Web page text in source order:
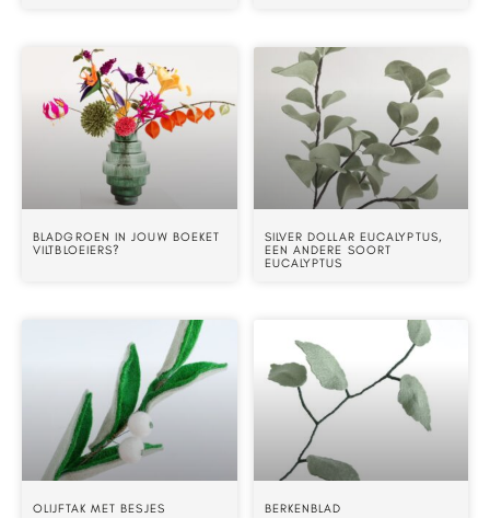
BLADGROEN IN JOUW BOEKET
VILTBLOEIERS?
SILVER DOLLAR EUCALYPTUS,
EEN ANDERE SOORT
EUCALYPTUS
OLIJFTAK MET BESJES BERKENBLAD